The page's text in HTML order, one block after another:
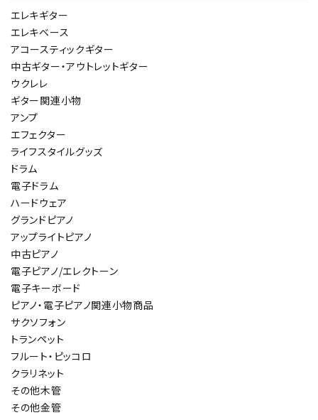
エレキギター
エレキベース
アコースティックギター
中古ギター・アウトレットギター
ウクレレ
ギター関連小物
アンプ
エフェクター
ライフスタイルグッズ
ドラム
電子ドラム
ハードウェア
グランドピアノ
アップライトピアノ
中古ピアノ
電子ピアノ/エレクトーン
電子キーボード
ピアノ・電子ピアノ関連小物商品
サクソフォン
トランペット
フルート・ピッコロ
クラリネット
その他木管
その他金管